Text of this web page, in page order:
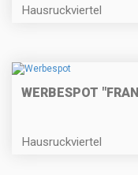
Hausruckviertel
WERBESPOT
Hausruckviertel